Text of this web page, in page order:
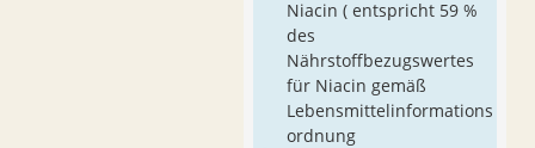
Niacin ( entspricht 59 %
des
Nährstoffbezugswertes
für Niacin gemäß
Lebensmittelinformations
ordnung